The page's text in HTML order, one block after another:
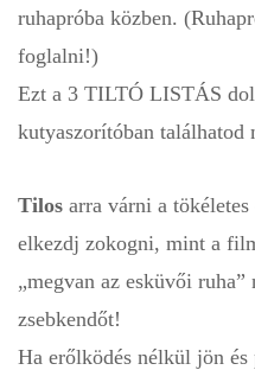
ruhapróba közben.
foglalni!)
Ezt a 3 TILTÓ LISTÁS
kutyaszorítóban találhatod
Tilos arra várni a
elkezdj zokogni, mint a
„megvan az esküvői
zsebkendőt!
Ha erőlködés nélkül jön és